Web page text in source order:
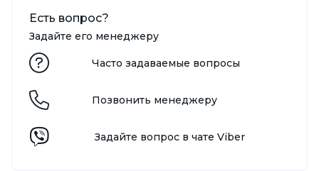
Есть вопрос?
Задайте его менеджеру
Часто задаваемые вопросы
Позвонить менеджеру
Задайте вопрос в чате Viber